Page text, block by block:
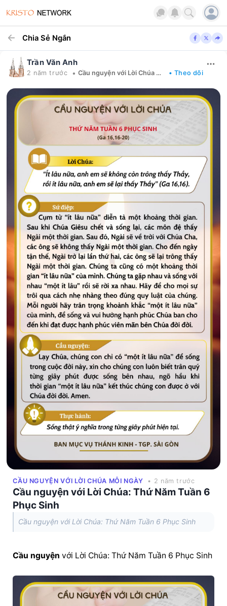
Chia Sẻ Ngắn
Trần Văn Anh
2 năm trước • Cầu nguyện với Lời Chúa mỗi ngày • Theo dõi
CẦU NGUYỆN VỚI LỜI CHÚA MỖI NGÀY • 2 năm trước
Cầu nguyện với Lời Chúa: Thứ Năm Tuần 6
Phục Sinh
Cầu nguyện với Lời Chúa: Thứ Năm Tuần 6 Phục Sinh
Cầu nguyện với Lời Chúa: Thứ Năm Tuần 6 Phục Sinh